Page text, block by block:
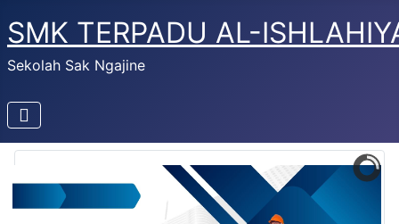
SMK TERPADU AL-
Sekolah Sak Ngajine